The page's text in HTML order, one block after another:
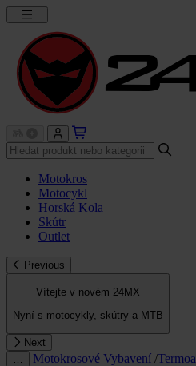
Motokros
Motocykl
Horská Kola
Skútr
Outlet
Previous
Vítejte v novém 24MX
Nyní s motocykly, skútry a MTB
Next
Motokrosové Vybavení /